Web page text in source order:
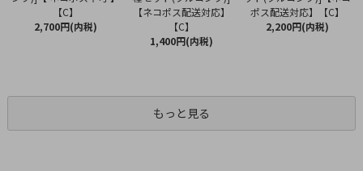
【C】
2,700円(内税)
【ネコポス配送対応】
【C】
1,400円(内税)
ポス配送対応】【C】
2,200円(内税)
もっと見る